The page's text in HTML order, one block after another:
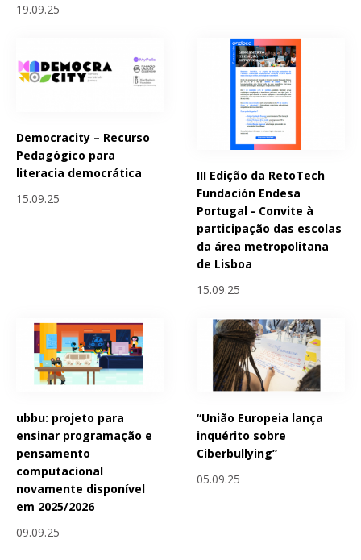
19.09.25
Democracity – Recurso
Pedagógico para
literacia democrática
15.09.25
III Edição da RetoTech
Fundación Endesa
Portugal - Convite à
participação das escolas
da área metropolitana
de Lisboa
15.09.25
ubbu: projeto para
ensinar programação e
pensamento
computacional
novamente disponível
em 2025/2026
09.09.25
“União Europeia lança
inquérito sobre
Ciberbullying”
05.09.25